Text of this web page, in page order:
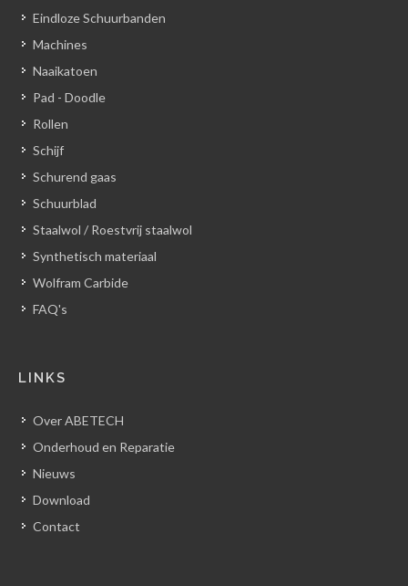
Eindloze Schuurbanden
Machines
Naaikatoen
Pad - Doodle
Rollen
Schijf
Schurend gaas
Schuurblad
Staalwol / Roestvrij staalwol
Synthetisch materiaal
Wolfram Carbide
FAQ's
LINKS
Over ABETECH
Onderhoud en Reparatie
Nieuws
Download
Contact